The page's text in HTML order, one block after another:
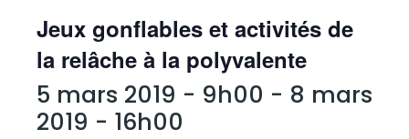
Jeux gonflables et activités de
la relâche à la polyvalente
5 mars 2019 - 9h00 - 8 mars
2019 - 16h00